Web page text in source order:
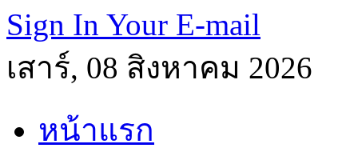
Sign In Your E-mail
เสาร์, 08 สิงหาคม 2026
หน้าแรก